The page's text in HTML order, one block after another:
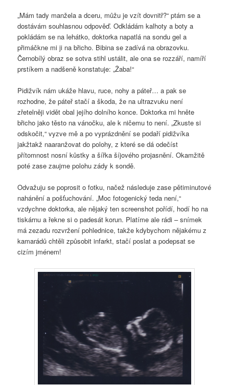
„Mám tady manžela a dceru, můžu je vzít dovnitř?“ ptám se a
dostávám souhlasnou odpověď. Odkládám kalhoty a boty a
pokládám se na lehátko, doktorka napatlá na sondu gel a
přimáčkne mi ji na břicho. Bibina se zadívá na obrazovku.
Černobílý obraz se sotva stihl ustálit, ale ona se rozzáří, namíří
prstíkem a nadšeně konstatuje: „Žaba!“
Pidižvík nám ukáže hlavu, ruce, nohy a páteř… a pak se
rozhodne, že páteř stačí a škoda, že na ultrazvuku není
zřetelněji vidět obal jejího dolního konce. Doktorka mi hněte
břicho jako těsto na vánočku, ale k ničemu to není. „Zkuste si
odskočit,“ vyzve mě a po vyprázdnění se podaří pidižvíka
jakžtakž naaranžovat do polohy, z které se dá odečíst
přítomnost nosní kůstky a šířka šíjového projasnění. Okamžitě
poté zase zaujme polohu zády k sondě.
Odvažuju se poprosit o fotku, načež následuje zase pětiminutové
nahánění a pošťuchování. „Moc fotogenický teda není,“
vzdychne doktorka, ale nějaký ten screenshot pořídí, hodí ho na
tiskárnu a řekne si o padesát korun. Platíme ale rádi – snímek
má zezadu rozvržení pohlednice, takže kdybychom nějakému z
kamarádů chtěli způsobit infarkt, stačí poslat a podepsat se
cizím jménem!